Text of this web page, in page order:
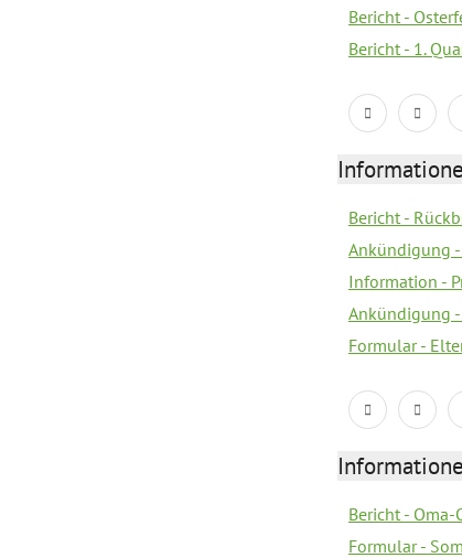
Bericht -
Bericht - 1.
Bericht -
Ankündigung
Information -
Ankündigung
Formular -
Bericht - Oma-
Formular -